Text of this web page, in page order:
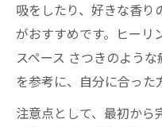
吸をしたり、好きな香り
がおすすめです。ヒーリ
スペース さつきのよう
を参考に、自分に合った
注意点として、最初から